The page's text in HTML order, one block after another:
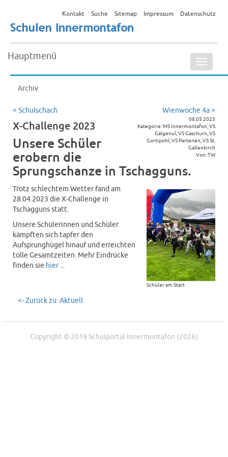
Kontakt Suche Sitemap Impressum Datenschutz
ein-/
Hauptmenü
Archiv
Wienwoche 4a >
< Schulschach
08.05.2023
Kategorie: MS Innermontafon, VS
Galgenul, VS Gaschurn, VS
Gortipohl, VS Partenen, VS St.
Gallenkirch
Von: TW
X-Challenge 2023
Unsere Schüler
erobern die
Sprungschanze in Tschagguns.
Schüler am Start
Trotz schlechtem Wetter fand am
28.04.2023 die X-Challenge in
Tschagguns statt.
Unsere Schülerinnen und Schüler
kämpften sich tapfer den
Aufsprunghügel hinauf und erreichten
tolle Gesamtzeiten. Mehr Eindrücke
finden sie hier...
<- Zurück zu: Aktuell
Copyright © 2019 Schulportal Innermontafon (2026)